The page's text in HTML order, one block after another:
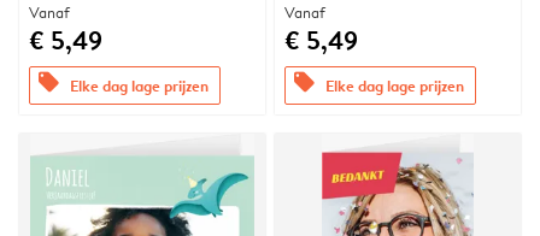
Vanaf
€ 5,49
offers Elke dag lage prijzen
Vanaf
€ 5,49
offers Elke dag lage prijzen